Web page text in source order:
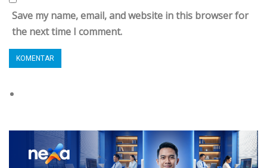
Save my name, email, and website in this browser for
the next time I comment.